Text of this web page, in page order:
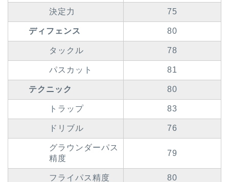
決定力 75
ディフェンス 80
タックル 78
パスカット 81
テクニック 80
トラップ 83
ドリブル 76
グラウンダーパス
精度
79
フライパス精度 80